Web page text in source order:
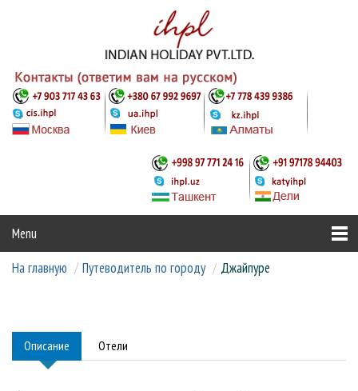
Menu
Страны
Аюрведа и йога
На главную Путеводитель по городу Джайпуре
Описание Отели